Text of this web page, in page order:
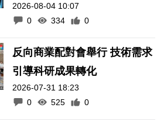
2026-08-04 10:07
0
334 0
反向商業配對會舉行 技術需求
引導科研成果轉化
2026-07-31 18:23
0
525 0